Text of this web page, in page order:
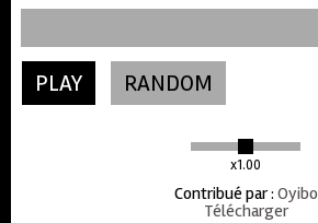
PLAY RANDOM
x1.00
Contribué par: Oyibo
Télécharger